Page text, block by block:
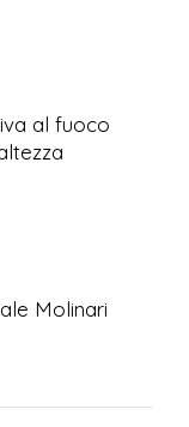
al fuoco
Molinari